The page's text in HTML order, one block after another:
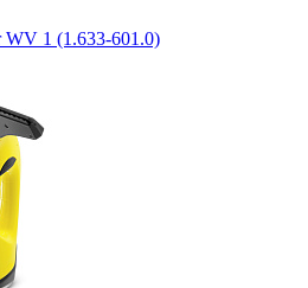
WV 1 (1.633-601.0)